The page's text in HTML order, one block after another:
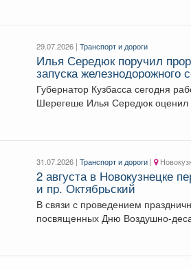
29.07.2026 |Транспорт и дороги
Илья Середюк поручил
запуска железнодорожного
с Новосибирском
Губернатор Кузбасса сегодня
Шерегеше Илья Середюк оценил
31.07.2026 |Транспорт и дороги |
2 августа в Новокузнецке
и пр. Октябрьский
В связи с проведением
посвященных Дню Воздушно-